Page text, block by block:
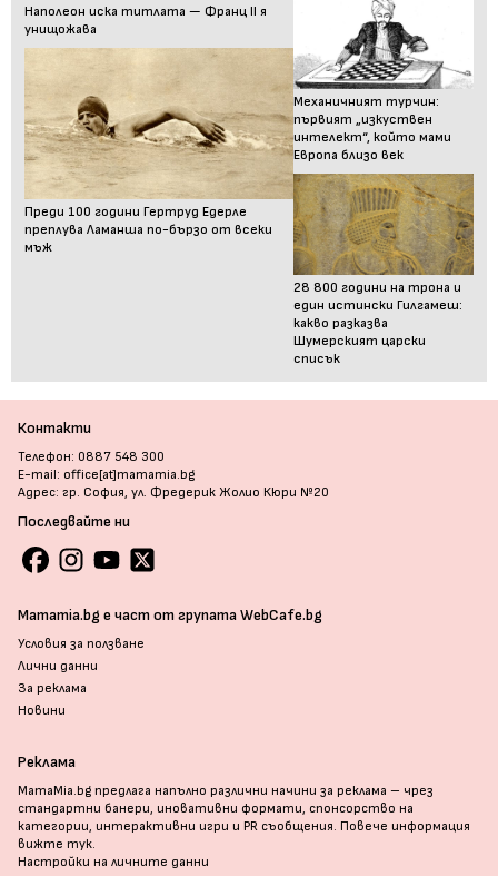
Наполеон иска титлата — Франц II я
унищожава
Преди 100 години Гертруд Едерле
преплува Ламанша по-бързо от всеки
мъж
Механичният турчин:
първият „изкуствен
интелект“, който мами
Европа близо век
28 800 години на трона и
един истински Гилгамеш:
какво разказва
Шумерският царски
списък
Контакти
Телефон: 0887 548 300
E-mail: office[at]mamamia.bg
Адрес: гр. София, ул. Фредерик Жолио Кюри №20
Последвайте ни
Mamamia.bg е част от групата WebCafe.bg
Условия за ползване
Лични данни
За реклама
Новини
Реклама
MamaMia.bg предлага напълно различни начини за реклама – чрез
стандартни банери, иновативни формати, спонсорство на
категории, интерактивни игри и PR съобщения. Повече информация
вижте тук.
Настройки на личните данни